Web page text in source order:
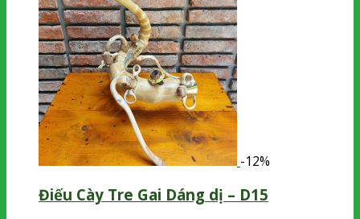
-12%
Điếu Cày Tre Gai Dáng dị – D15